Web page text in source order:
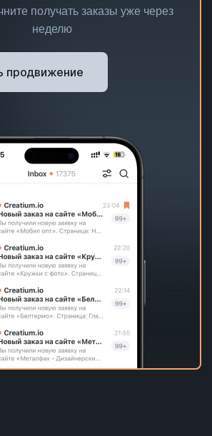
получать заказы уже через
неделю
продвижение